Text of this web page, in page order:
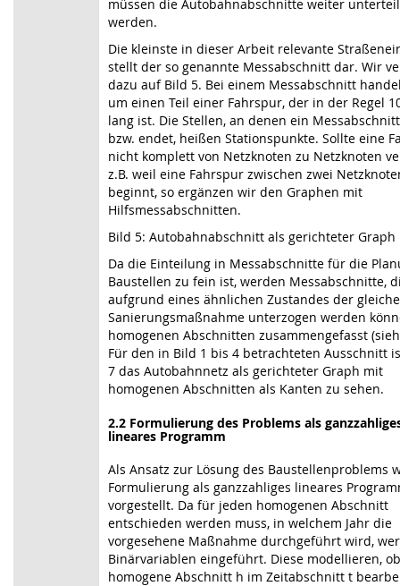
müssen die Autobahnabschnitte weiter
werden.
Die kleinste in dieser Arbeit relevante
stellt der so genannte Messabschnitt dar. Wir
dazu auf Bild 5. Bei einem Messabschnitt
um einen Teil einer Fahrspur, der in der Regel
lang ist. Die Stellen, an denen ein
bzw. endet, heißen Stationspunkte. Sollte eine
nicht komplett von Netzknoten zu Netzknoten
z.B. weil eine Fahrspur zwischen zwei
beginnt, so ergänzen wir den Graphen mit
Hilfsmessabschnitten.
Bild 5: Autobahnabschnitt als gerichteter Graph
Da die Einteilung in Messabschnitte für die
Baustellen zu fein ist, werden Messabschnitte,
aufgrund eines ähnlichen Zustandes der
Sanierungsmaßnahme unterzogen werden
homogenen Abschnitten zusammengefasst
Für den in Bild 1 bis 4 betrachteten Ausschnitt
7 das Autobahnnetz als gerichteter Graph mit
homogenen Abschnitten als Kanten zu sehen.
2.2 Formulierung des Problems als
lineares Programm
Als Ansatz zur Lösung des Baustellenproblems
Formulierung als ganzzahliges lineares
vorgestellt. Da für jeden homogenen Abschnitt
entschieden werden muss, in welchem Jahr die
vorgesehene Maßnahme durchgeführt wird,
Binärvariablen eingeführt. Diese modellieren,
homogene Abschnitt h im Zeitabschnitt t